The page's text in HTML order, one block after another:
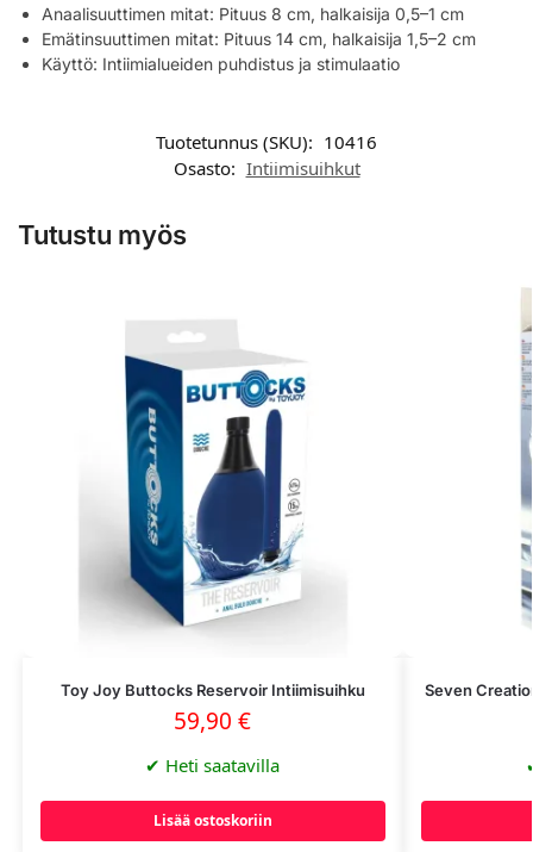
Anaalisuuttimen mitat: Pituus 8 cm, halkaisija 0,5–1 cm
Emätinsuuttimen mitat: Pituus 14 cm, halkaisija 1,5–2 cm
Käyttö: Intiimialueiden puhdistus ja stimulaatio
Tuotetunnus (SKU): 10416
Osasto: Intiimisuihkut
Tutustu myös
Toy Joy Buttocks Reservoir Intiimisuihku
59,90€
✔ Heti saatavilla
Lisää ostoskoriin
Seven